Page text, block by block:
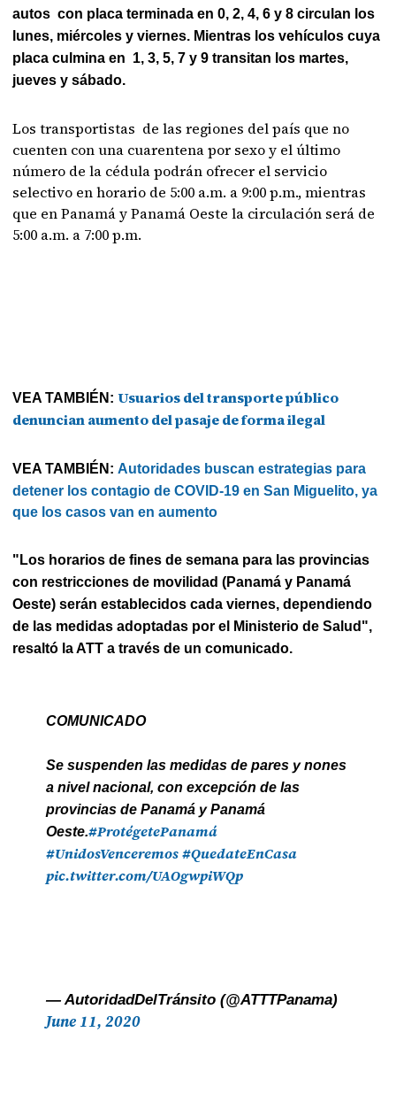
autos con placa terminada en 0, 2, 4, 6 y 8 circulan los
lunes, miércoles y viernes. Mientras los vehículos cuya
placa culmina en 1, 3, 5, 7 y 9 transitan los martes,
jueves y sábado.
Los transportistas de las regiones del país que no
cuenten con una cuarentena por sexo y el último
número de la cédula podrán ofrecer el servicio
selectivo en horario de 5:00 a.m. a 9:00 p.m., mientras
que en Panamá y Panamá Oeste la circulación será de
5:00 a.m. a 7:00 p.m.
VEA TAMBIÉN:Usuarios del transporte público
denuncian aumento del pasaje de forma ilegal
VEA TAMBIÉN:Autoridades buscan estrategias para
detener los contagio de COVID-19 en San Miguelito, ya
que los casos van en aumento
"Los horarios de fines de semana para las provincias
con restricciones de movilidad (Panamá y Panamá
Oeste) serán establecidos cada viernes, dependiendo
de las medidas adoptadas por el Ministerio de Salud",
resaltó la ATT a través de un comunicado.
COMUNICADO
Se suspenden las medidas de pares y nones
a nivel nacional, con excepción de las
provincias de Panamá y Panamá
Oeste.#ProtégetePanamá
#UnidosVenceremos#QuedateEnCasa
pic.twitter.com/UAOgwpiWQp
— AutoridadDelTránsito (@ATTTPanama)
June 11, 2020